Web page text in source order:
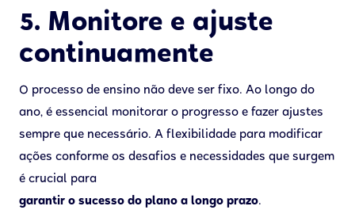
5. Monitore e ajuste
continuamente
O processo de ensino não deve ser fixo. Ao longo do
ano, é essencial monitorar o progresso e fazer ajustes
sempre que necessário. A flexibilidade para modificar
ações conforme os desafios e necessidades que surgem
é crucial para
garantir o sucesso do plano a longo prazo.